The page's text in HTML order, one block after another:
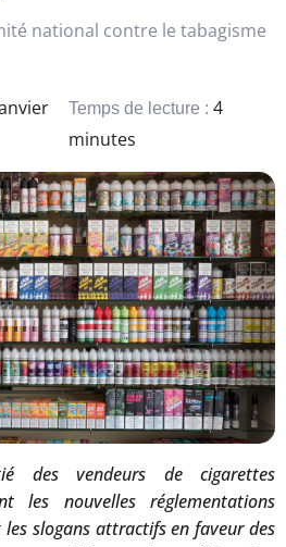
national contre le tabagisme
Temps de lecture : 4
minutes
des vendeurs de cigarettes
les nouvelles réglementations
slogans attractifs en faveur des